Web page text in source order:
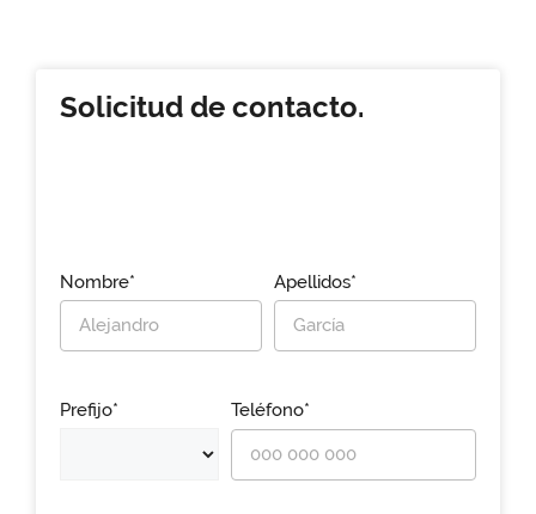
Solicitud de contacto.
Nombre* Apellidos*
Prefijo* Teléfono*